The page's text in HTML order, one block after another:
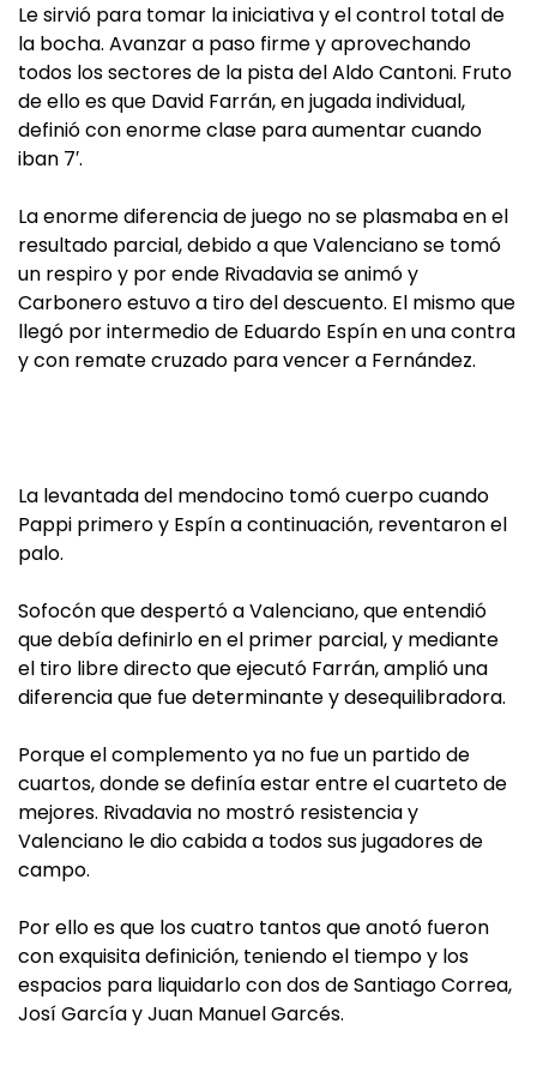
Le sirvió para tomar la iniciativa y el control total de
la bocha. Avanzar a paso firme y aprovechando
todos los sectores de la pista del Aldo Cantoni. Fruto
de ello es que David Farrán, en jugada individual,
definió con enorme clase para aumentar cuando
iban 7′.
La enorme diferencia de juego no se plasmaba en el
resultado parcial, debido a que Valenciano se tomó
un respiro y por ende Rivadavia se animó y
Carbonero estuvo a tiro del descuento. El mismo que
llegó por intermedio de Eduardo Espín en una contra
y con remate cruzado para vencer a Fernández.
La levantada del mendocino tomó cuerpo cuando
Pappi primero y Espín a continuación, reventaron el
palo.
Sofocón que despertó a Valenciano, que entendió
que debía definirlo en el primer parcial, y mediante
el tiro libre directo que ejecutó Farrán, amplió una
diferencia que fue determinante y desequilibradora.
Porque el complemento ya no fue un partido de
cuartos, donde se definía estar entre el cuarteto de
mejores. Rivadavia no mostró resistencia y
Valenciano le dio cabida a todos sus jugadores de
campo.
Por ello es que los cuatro tantos que anotó fueron
con exquisita definición, teniendo el tiempo y los
espacios para liquidarlo con dos de Santiago Correa,
Josí García y Juan Manuel Garcés.